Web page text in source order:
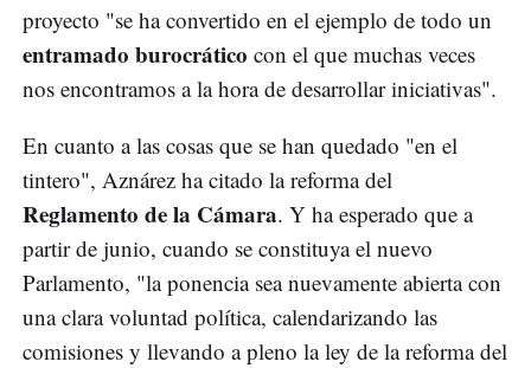
proyecto "se ha convertido en el ejemplo de todo un
entramado burocrático con el que muchas veces
nos encontramos a la hora de desarrollar iniciativas".
En cuanto a las cosas que se han quedado "en el
tintero", Aznárez ha citado la reforma del
Reglamento de la Cámara. Y ha esperado que a
partir de junio, cuando se constituya el nuevo
Parlamento, "la ponencia sea nuevamente abierta con
una clara voluntad política, calendarizando las
comisiones y llevando a pleno la ley de la reforma del